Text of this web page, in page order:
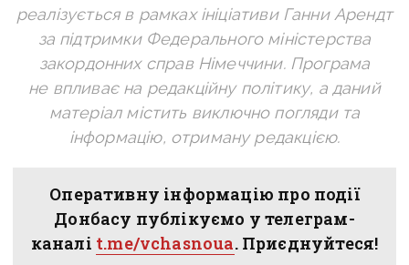
реалізується в рамках ініціативи Ганни Арендт
за підтримки Федерального міністерства
закордонних справ Німеччини. Програма
не впливає на редакційну політику, а даний
матеріал містить виключно погляди та
інформацію, отриману редакцією.
Оперативну інформацію про події
Донбасу публікуємо у телеграм-
каналі t.me/vchasnoua. Приєднуйтеся!